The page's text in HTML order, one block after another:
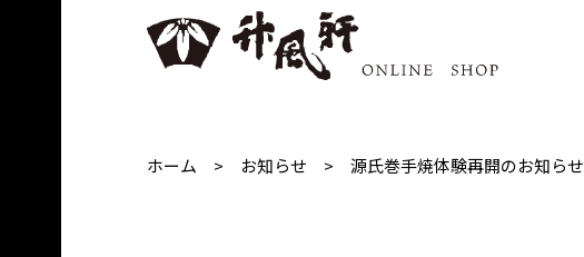
ホーム お知らせ 源氏巻手焼体験再開のお知らせ